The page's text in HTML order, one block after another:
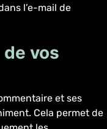
l’e-mail de
vos
et ses
Cela permet de